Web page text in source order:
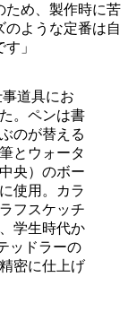
ため、製作時に苦
のような定番は自
」
道具にお
。ペンは書
のが替える
とウォータ
央）のボー
使用。カラ
フスケッチ
学生時代か
ッドラーの
密に仕上げ